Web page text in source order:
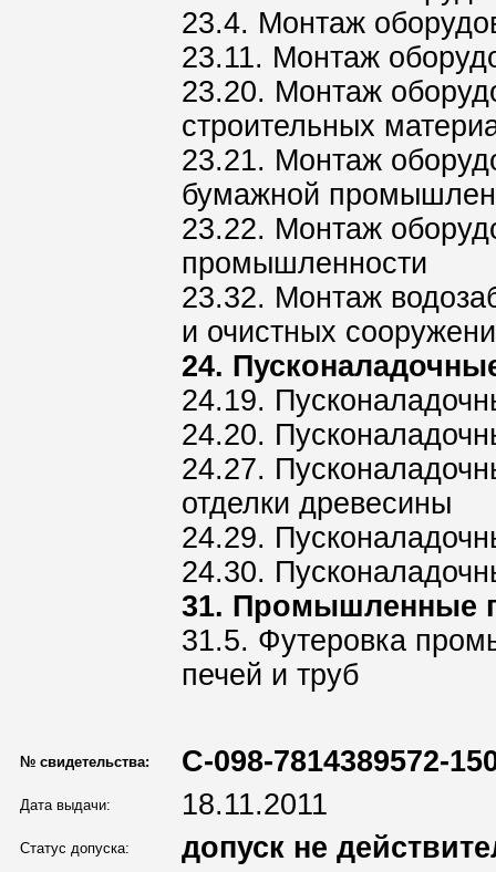
23.4. Монтаж
23.11. Монтаж
23.20. Монтаж
строительных
23.21. Монтаж
бумажной
23.22. Монтаж
промышленности
23.32. Монтаж
и очистных
24.
24.19.
24.20.
24.27.
отделки древесины
24.29.
24.30.
31. Промышленные
31.5. Футеровка
печей и труб
№ свидетельства: С-098-7814389572-
Дата выдачи: 18.11.2011
Статус допуска: допуск не